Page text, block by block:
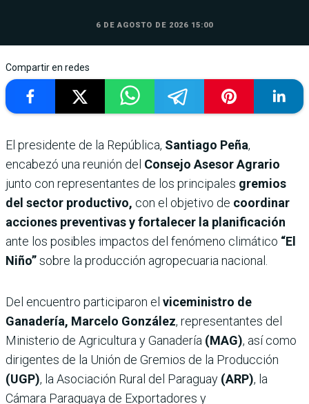
6 DE AGOSTO DE 2026 15:00
Compartir en redes
El presidente de la República, Santiago Peña,
encabezó una reunión del Consejo Asesor Agrario
junto con representantes de los principales gremios
del sector productivo, con el objetivo de coordinar
acciones preventivas y fortalecer la planificación
ante los posibles impactos del fenómeno climático “El
Niño”sobre la producción agropecuaria nacional.
Del encuentro participaron el viceministro de
Ganadería, Marcelo González, representantes del
Ministerio de Agricultura y Ganadería (MAG), así como
dirigentes de la Unión de Gremios de la Producción
(UGP), la Asociación Rural del Paraguay (ARP), la
Cámara Paraguaya de Exportadores y